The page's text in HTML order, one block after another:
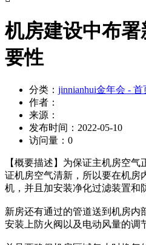
机房建设中布
要性
分类： jinnianhui金年会 - 首
作者：
来源：
发布时间： 2022-05-10
访问量： 0
【概要描述】 为保证主机房空气
证机房空气清新，所以要在机房
机，并且加安装净化过滤装置和
新房还有通过的管道送到机房内
安装上防火阀以及电动风量的调